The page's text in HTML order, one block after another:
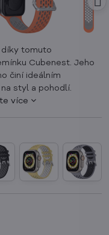
díky tomuto
Cubenest. Jeho
činí ideálním
styl a pohodlí.
více